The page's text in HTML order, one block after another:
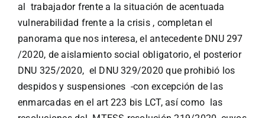
al trabajador frente a la situación de acentuada
vulnerabilidad frente a la crisis , completan el
panorama que nos interesa, el antecedente DNU 297
/2020, de aislamiento social obligatorio, el posterior
DNU 325/2020, el DNU 329/2020 que prohibió los
despidos y suspensiones -con excepción de las
enmarcadas en el art 223 bis LCT, así como las